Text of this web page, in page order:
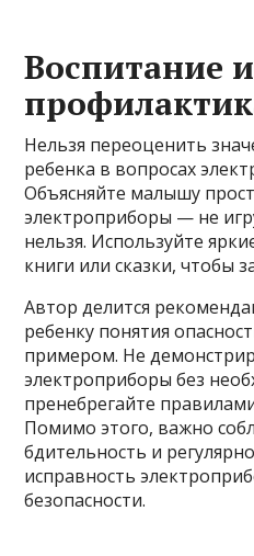
Воспитание и
Нельзя переоценить
ребенка в вопросах
Объясняйте малышу
электроприборы — не
нельзя. Используйте
книги или сказки, чтобы
Автор делится
ребенку понятия
примером. Не
электроприборы без
пренебрегайте
Помимо этого, важно
бдительность и
исправность
безопасности.